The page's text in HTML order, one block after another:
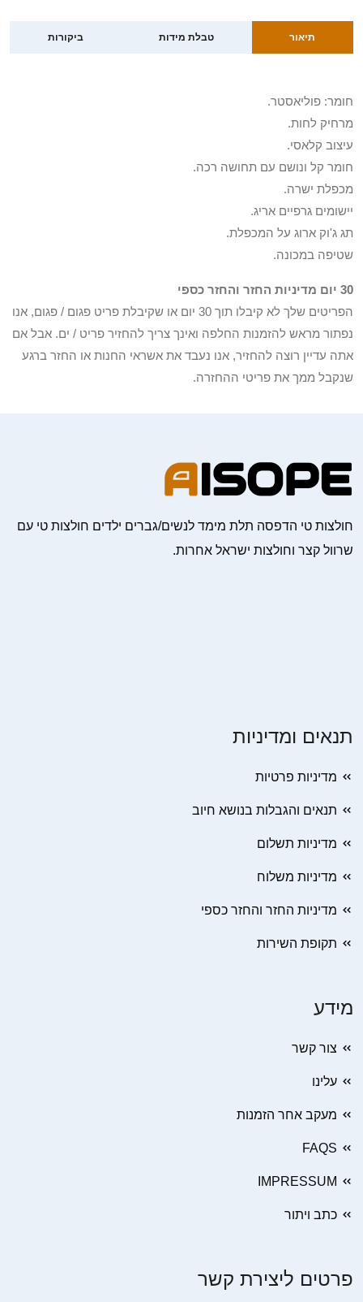
תיאור טבלת מידות ביקורות
חומר: פוליאסטר.
מרחיק לחות.
עיצוב קלאסי.
חומר קל ונושם עם תחושה רכה.
מכפלת ישרה.
יישומים גרפיים אריג.
תג ג'וק ארוג על המכפלת.
שטיפה במכונה.
30 יום מדיניות החזר והחזר כספי
הפריטים שלך לא קיבלו תוך 30 יום או שקיבלת פריט פגום / פגום, אנו
נפתור מראש להזמנות החלפה ואינך צריך להחזיר פריט / ים. אבל אם
אתה עדיין רוצה להחזיר, אנו נעבד את אשראי החנות או החזר ברגע
שנקבל ממך את פריטי ההחזרה.
חולצות טי הדפסה תלת מימד לנשים/גברים ילדים חולצות טי עם
שרוול קצר וחולצות ישראל אחרות.
תנאים ומדיניות
מדיניות פרטיות
תנאים והגבלות בנושא חיוב
מדיניות תשלום
מדיניות משלוח
מדיניות החזר והחזר כספי
תקופת השירות
מידע
צור קשר
עלינו
מעקב אחר הזמנות
FAQS
IMPRESSUM
כתב ויתור
פרטים ליצירת קשר